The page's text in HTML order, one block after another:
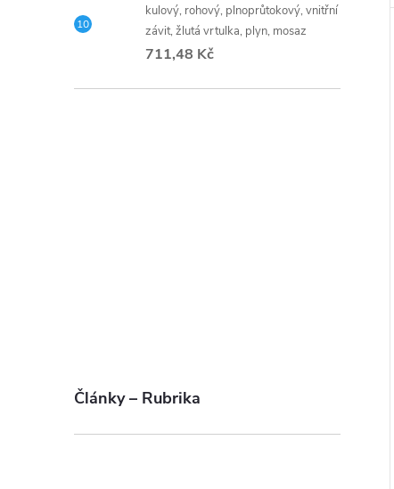
kulový, rohový, plnoprůtokový, vnitřní
závit, žlutá vrtulka, plyn, mosaz
711,48 Kč
Články – Rubrika